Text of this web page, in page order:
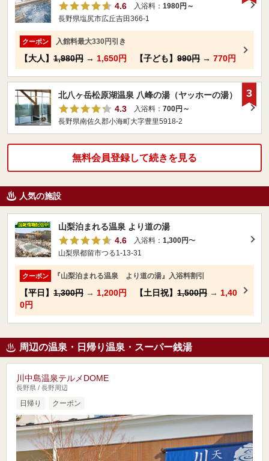
4.6
入浴料： 1980円～
長野県塩尻市広丘吉田366-1
クーポン 入館料最大330円引き
【大人】 1,980円 → 1,650円 【子ども】 990円 → 770円
北八ヶ岳松原湖温泉 八峰の湯（ヤッホーの湯）
4.3
入浴料： 700円～
長野県南佐久郡小海町大字豊里5918-2
3
無料会員登録して続きを見る
人気の施設
山梨泊まれる温泉 より道の湯
4.6
入浴料： 1,300円〜
山梨県都留市つる1-13-31
クーポン 『山梨泊まれる温泉 より道の湯』入浴料割引
【平日】 1,300円 → 1,200円 【土日祝】 1,500円 → 1,40
0円
周辺の温泉・日帰り温泉・スーパー銭湯
川中島温泉テルメDOME
長野県 / 長野周辺
日帰り クーポン